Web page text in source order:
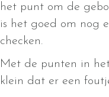
het punt om de
is het goed om nog
checken.
Met de punten in
klein dat er een